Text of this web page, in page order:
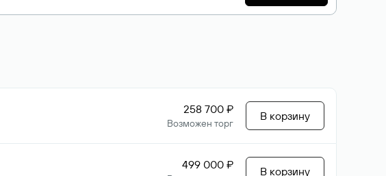
258 700 ₽
Возможен торг
В корзину
499 000 ₽ В корзину